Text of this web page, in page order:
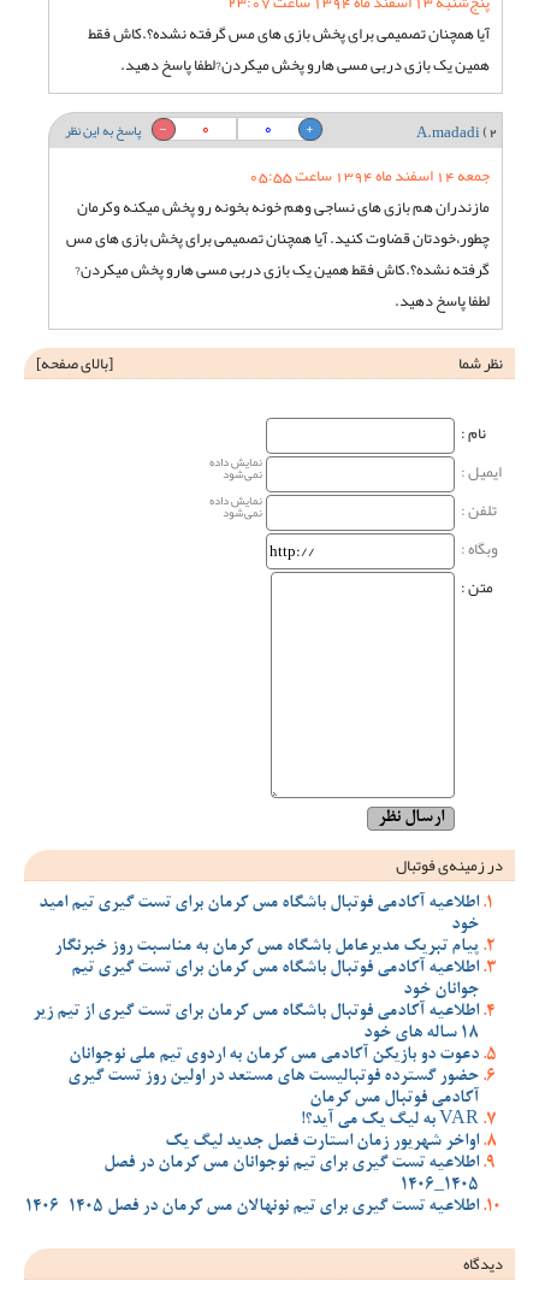
آیا همچنان تصمیمی برای پخش بازی های مس گرفته نشده؟.کاش فقط
همین یک بازی دربی مسی هارو پخش میکردن?لطفا پاسخ دهید.
2)
A.madadi پاسخ به این نظر 0
0
جمعه 14 اسفند ماه 1394 ساعت 05:55
مازندران هم بازی های نساجی وهم خونه بخونه رو پخش میکنه وکرمان
چطور،خودتان قضاوت کنید. آیا همچنان تصمیمی برای پخش بازی های مس
گرفته نشده؟.کاش فقط همین یک بازی دربی مسی هارو پخش میکردن?
لطفا پاسخ دهید.
نظر شما
[بالای صفحه]
نام‌ :
ایمیل :
نمایش داده
نمی‌شود
تلفن : نمایش داده
نمی‌شود
وبگاه‌ :
متن :
در زمینه‌ی فوتبال
اطلاعیه آکادمی فوتبال باشگاه مس کرمان برای تست گیری تیم امید
خود
پیام تبریک مدیرعامل باشگاه مس کرمان به مناسبت روز خبرنگار
اطلاعیه آکادمی فوتبال باشگاه مس کرمان برای تست گیری تیم
جوانان خود
اطلاعیه آکادمی فوتبال باشگاه مس کرمان برای تست گیری از تیم زیر
18 ساله های خود
دعوت دو بازیکن آکادمی مس کرمان به اردوی تیم ملی نوجوانان
حضور گسترده فوتبالیست های مستعد در اولین روز تست گیری
آکادمی فوتبال مس کرمان
VAR به لیگ یک می آید؟!
اواخر شهریور زمان استارت فصل جدید لیگ یک
اطلاعیه تست گیری برای تیم نوجوانان مس کرمان در فصل
1405_1406
اطلاعیه تست گیری برای تیم نونهالان مس کرمان در فصل 1405-1406
دیدگاه